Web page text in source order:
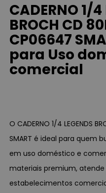
CADERNO 1/4
BROCH CD
CP06647
para Uso
comercial
O CADERNO 1/4 LEGENDS
SMART é ideal para quem
em uso doméstico e
materiais premium, atende
estabelecimentos